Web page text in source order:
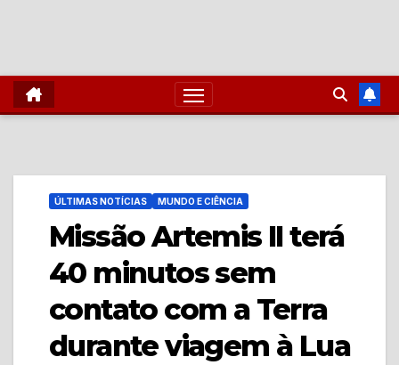
ÚLTIMAS NOTÍCIAS MUNDO E CIÊNCIA
Missão Artemis II terá
40 minutos sem
contato com a Terra
durante viagem à Lua